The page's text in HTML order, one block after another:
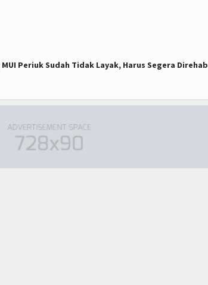
Periuk Sudah Tidak Layak, Harus Segera Direhab